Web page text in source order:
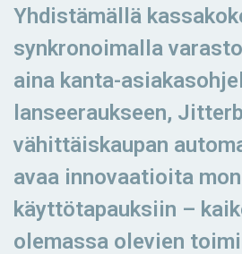
Yhdistämällä
synkronoimalla
aina kanta-
lanseeraukseen,
vähittäiskaupan
avaa innovaatioita
käyttötapauksiin –
olemassa olevien